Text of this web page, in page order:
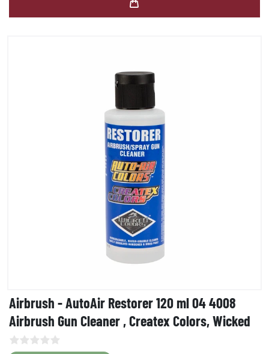
Airbrush - AutoAir Restorer 120 ml 04 4008
Airbrush Gun Cleaner , Createx Colors, Wicked